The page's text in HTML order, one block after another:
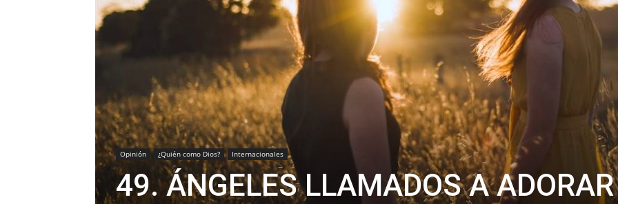
Opinión ¿Quién como Dios? Internacionales
49. ÁNGELES LLAMADOS A